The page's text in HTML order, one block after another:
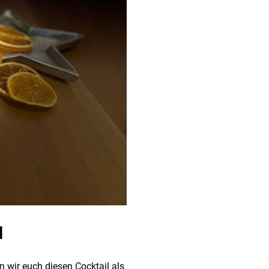
wir euch diesen Cocktail als